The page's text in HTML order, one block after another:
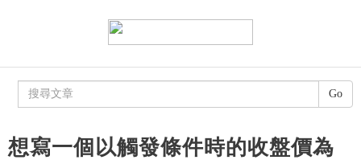
想寫一個以觸發條件時的收盤價為
Go